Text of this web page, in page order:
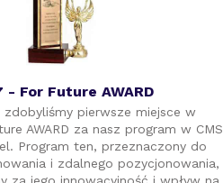
- For Future AWARD
zdobyliśmy pierwsze miejsce w
AWARD za nasz program w CMS
Program ten, przeznaczony do
i zdalnego pozycjonowania,